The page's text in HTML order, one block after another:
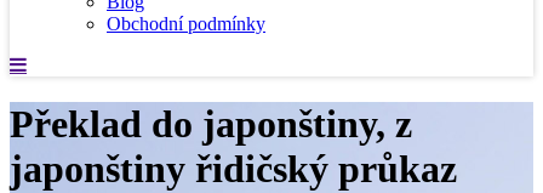
Obchodní podmínky
Překlad do japonštiny, z
japonštiny řidičský průkaz